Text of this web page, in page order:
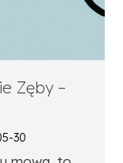
Zęby –
30